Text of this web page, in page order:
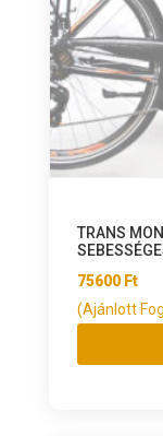
TRANS
75600 Ft
(Ajánlott